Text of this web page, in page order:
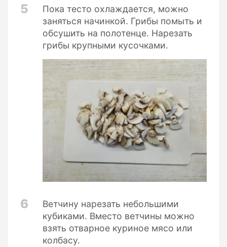
5
Пока тесто охлаждается, можно
заняться начинкой. Грибы помыть и
обсушить на полотенце. Нарезать
грибы крупными кусочками.
6
Ветчину нарезать небольшими
кубиками. Вместо ветчины можно
взять отварное куриное мясо или
колбасу.